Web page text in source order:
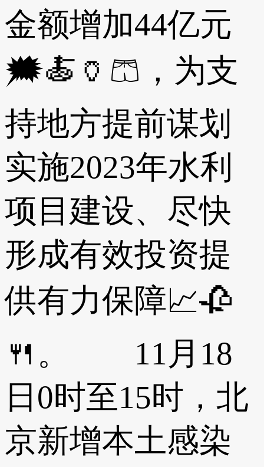
金额增加44亿元
🗯🍝🏺🩳，为支
持地方提前谋划
实施2023年水利
项目建设、尽快
形成有效投资提
供有力保障📈🥀
🍴。 11月18
日0时至15时，北
京新增本土感染